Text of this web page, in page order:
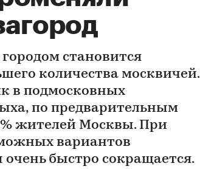
становится
количества москвичей.
в подмосковных
по предварительным
жителей Москвы. При
вариантов
быстро сокращается.